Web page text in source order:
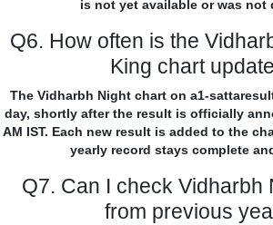
is not yet available or was not
Q6. How often is the
King chart
The Vidharbh Night chart on a1-
day, shortly after the result is officially
AM IST. Each new result is added to the
yearly record stays complete
Q7. Can I check Vidharbh
from previous